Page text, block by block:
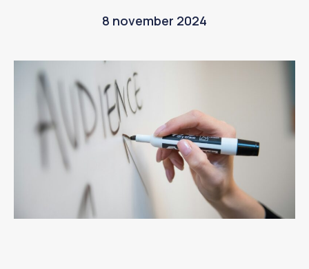
8 november 2024